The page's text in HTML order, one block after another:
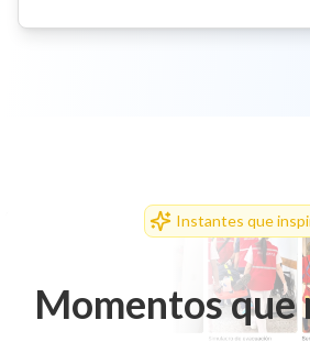
Instantes que
Momentos que